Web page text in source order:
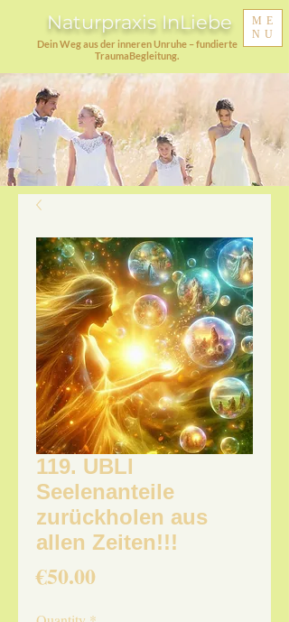
Naturpraxis InLiebe
Dein Weg aus der inneren Unruhe – fundierte
TraumaBegleitung.
ME
NU
119. UBLI
Seelenanteile
zurückholen aus
allen Zeiten!!!
€50.00Price